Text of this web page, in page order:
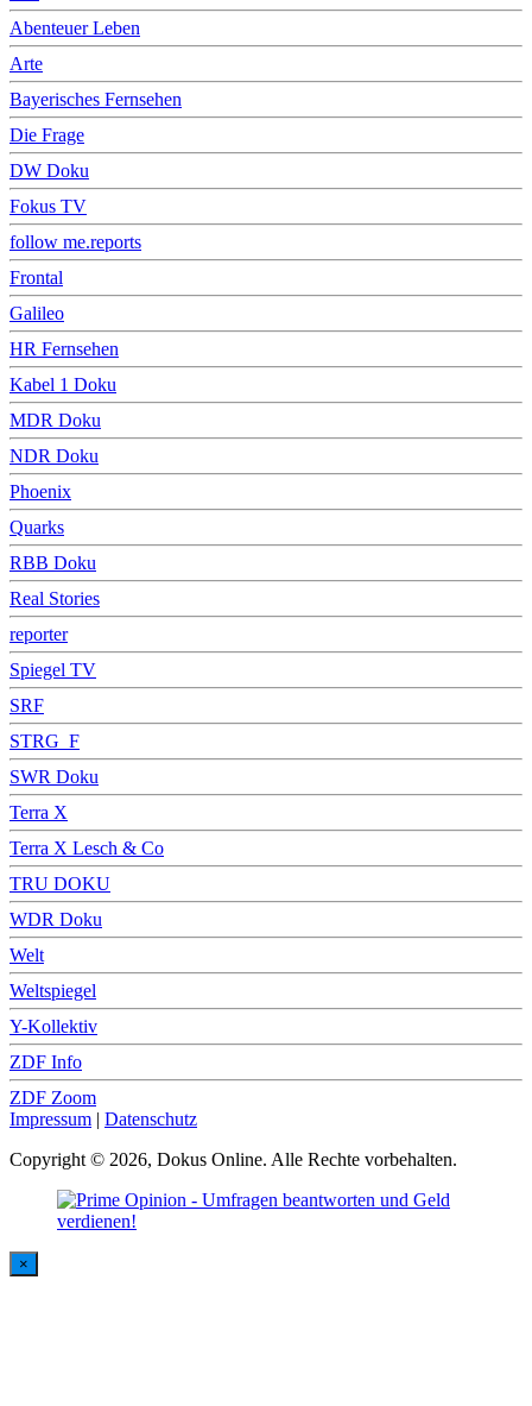
Abenteuer Leben
Arte
Bayerisches Fernsehen
Die Frage
DW Doku
Fokus TV
follow me.reports
Frontal
Galileo
HR Fernsehen
Kabel 1 Doku
MDR Doku
NDR Doku
Phoenix
Quarks
RBB Doku
Real Stories
reporter
Spiegel TV
SRF
STRG_F
SWR Doku
Terra X
Terra X Lesch & Co
TRU DOKU
WDR Doku
Welt
Weltspiegel
Y-Kollektiv
ZDF Info
ZDF Zoom
Impressum | Datenschutz
Copyright © 2026, Dokus Online. Alle Rechte vorbehalten.
×